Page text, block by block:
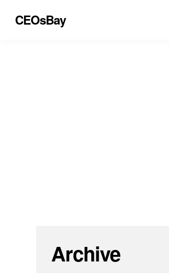
CEOsBay
Archive